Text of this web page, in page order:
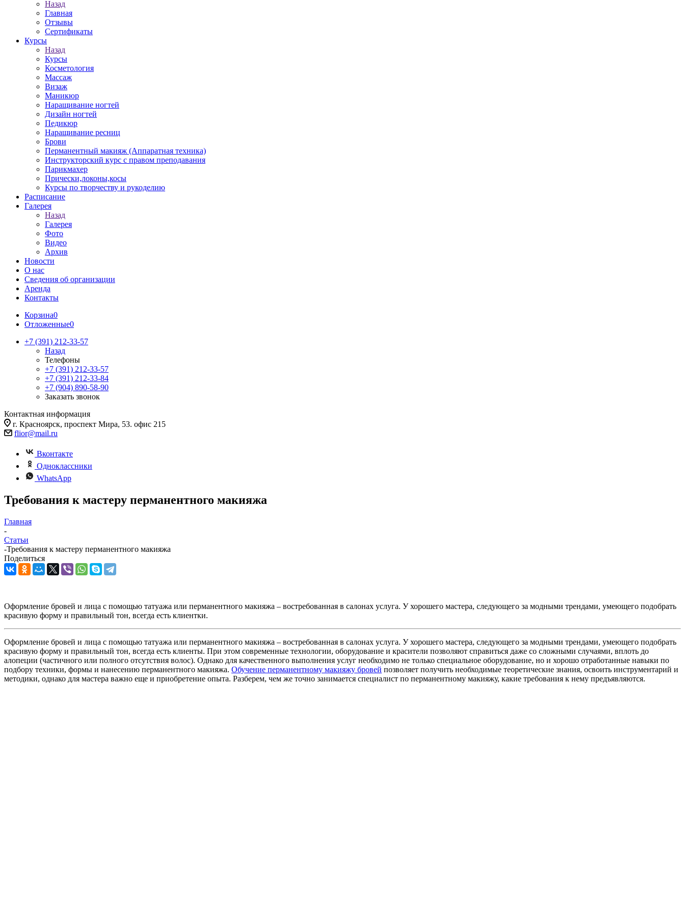
Назад
Главная
Отзывы
Сертификаты
Курсы
Назад
Курсы
Косметология
Массаж
Визаж
Маникюр
Наращивание ногтей
Дизайн ногтей
Педикюр
Наращивание ресниц
Брови
Перманентный макияж (Аппаратная техника)
Инструкторский курс с правом преподавания
Парикмахер
Прически,локоны,косы
Курсы по творчеству и рукоделию
Расписание
Галерея
Назад
Галерея
Фото
Видео
Архив
Новости
О нас
Сведения об организации
Аренда
Контакты
Корзина0
Отложенные0
+7 (391) 212-33-57
Назад
Телефоны
+7 (391) 212-33-57
+7 (391) 212-33-84
+7 (904) 890-58-90
Заказать звонок
Контактная информация
г. Красноярск, проспект Мира, 53. офис 215
flior@mail.ru
Вконтакте
Одноклассники
WhatsApp
Требования к мастеру перманентного макияжа
Главная
-
Статьи
-Требования к мастеру перманентного макияжа
Поделиться
Оформление бровей и лица с помощью татуажа или перманентного макияжа – востребованная в салонах услуга. У хорошего мастера, следующего за модными трендами, умеющего подобрать
красивую форму и правильный тон, всегда есть клиентки.
Оформление бровей и лица с помощью татуажа или перманентного макияжа – востребованная в салонах услуга. У хорошего мастера, следующего за модными трендами, умеющего подобрать
красивую форму и правильный тон, всегда есть клиенты. При этом современные технологии, оборудование и красители позволяют справиться даже со сложными случаями, вплоть до
алопеции (частичного или полного отсутствия волос). Однако для качественного выполнения услуг необходимо не только специальное оборудование, но и хорошо отработанные навыки по
подбору техники, формы и нанесению перманентного макияжа. Обучение перманентному макияжу бровей позволяет получить необходимые теоретические знания, освоить инструментарий и
методики, однако для мастера важно еще и приобретение опыта. Разберем, чем же точно занимается специалист по перманентному макияжу, какие требования к нему предъявляются.